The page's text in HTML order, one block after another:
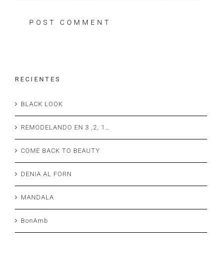
R E C I E N T E S
BLACK LOOK
REMODELANDO EN 3 ,2, 1…
COME BACK TO BEAUTY
DENIA AL FORN
MANDALA
BonAmb